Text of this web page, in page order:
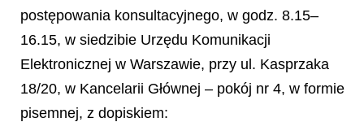
postępowania konsultacyjnego, w godz. 8.15–
16.15, w siedzibie Urzędu Komunikacji
Elektronicznej w Warszawie, przy ul. Kasprzaka
18/20, w Kancelarii Głównej – pokój nr 4, w formie
pisemnej, z dopiskiem: